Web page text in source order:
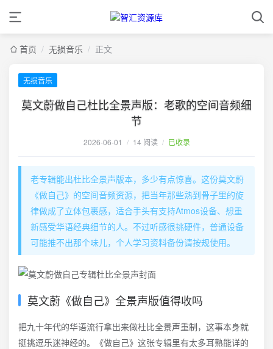
首页 / 无损音乐 / 正文
无损音乐
莫文蔚做自己杜比全景声版：老歌的空间音频细
节
2026-06-01 / 14 阅读 / 已收录
老专辑能出杜比全景声版本，多少有点惊喜。这份莫文蔚
《做自己》的空间音频资源，把当年那些熟到骨子里的旋
律做成了立体包裹感，适合手头有支持Atmos设备、想重
新感受华语经典细节的人。不过听感很挑硬件，普通设备
可能推不出那个味儿，个人学习资料备份请按规使用。
莫文蔚《做自己》全景声版值得收吗
把九十年代的华语流行拿出来做杜比全景声重制，这事本身就
挺挑逗乐迷神经的。《做自己》这张专辑里有太多耳熟能详的